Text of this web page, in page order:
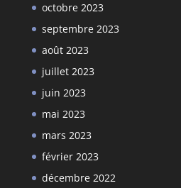
octobre 2023
septembre 2023
août 2023
juillet 2023
juin 2023
mai 2023
mars 2023
février 2023
décembre 2022